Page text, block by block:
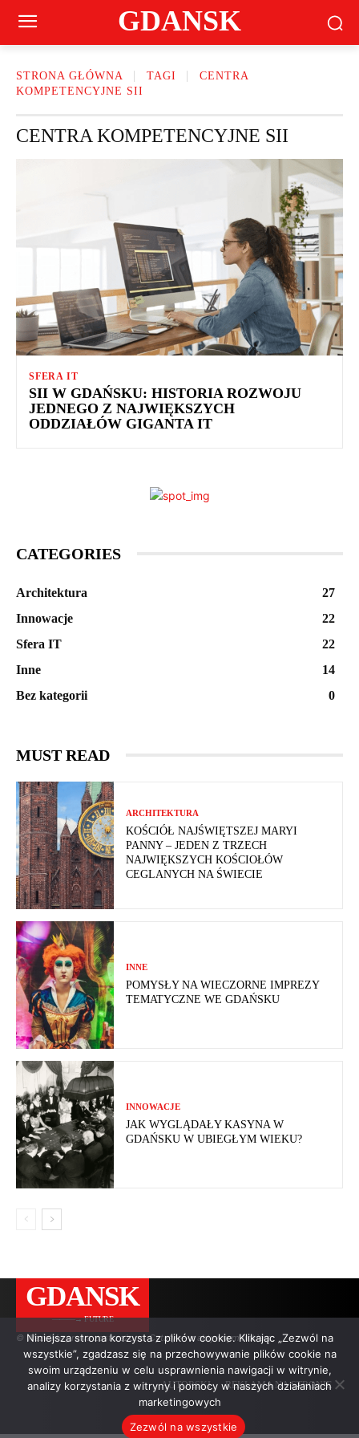
GDANSK
STRONA GŁÓWNA TAGI
CENTRA
KOMPETENCYJNE SII
CENTRA KOMPETENCYJNE SII
SFERA IT
SII W GDAŃSKU: HISTORIA ROZWOJU
JEDNEGO Z NAJWIĘKSZYCH
ODDZIAŁÓW GIGANTA IT
CATEGORIES
Architektura
27
Innowacje
22
Sfera IT
22
Inne
14
Bez kategorii
0
MUST READ
ARCHITEKTURA
KOŚCIÓŁ NAJŚWIĘTSZEJ MARYI
PANNY – JEDEN Z TRZECH
NAJWIĘKSZYCH KOŚCIOŁÓW
CEGLANYCH NA ŚWIECIE
INNE
POMYSŁY NA WIECZORNE IMPREZY
TEMATYCZNE WE GDAŃSKU
INNOWACJE
JAK WYGLĄDAŁY KASYNA W
GDAŃSKU W UBIEGŁYM WIEKU?
GDANSK
———→ FUTURE
© Wszelkie prawa zastrzeżone. Cytaty — z aktywnym linkiem.
AUTORSKI REKLAMA NA STRONIE
Niniejsza strona korzysta z plików cookie. Klikając „Zezwól na
wszystkie”, zgadzasz się na przechowywanie plików cookie na
swoim urządzeniu w celu usprawnienia nawigacji w witrynie,
analizy korzystania z witryny i pomocy w naszych działaniach
marketingowych
Zezwól na wszystkie